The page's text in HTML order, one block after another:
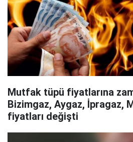
Mutfak tüpü fiyatlarına
Bizimgaz, Aygaz, İpragaz,
fiyatları değişti